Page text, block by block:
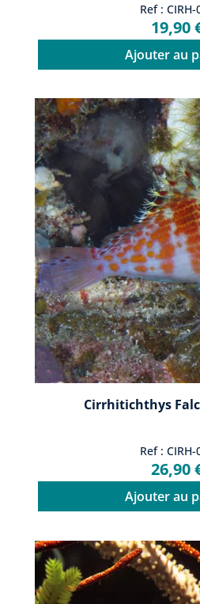
Ref : CIRH-
19,90
Ajouter au
Cirrhitichthys
Ref : CIRH-
26,90
Ajouter au